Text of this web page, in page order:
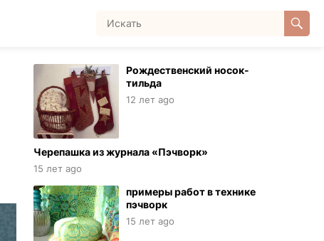
Рождественский носок-
тильда
12 лет ago
Черепашка из журнала «Пэчворк»
15 лет ago
примеры работ в технике
пэчворк
15 лет ago